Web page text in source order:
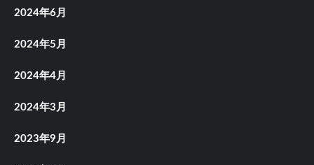
2024年6月
2024年5月
2024年4月
2024年3月
2023年9月